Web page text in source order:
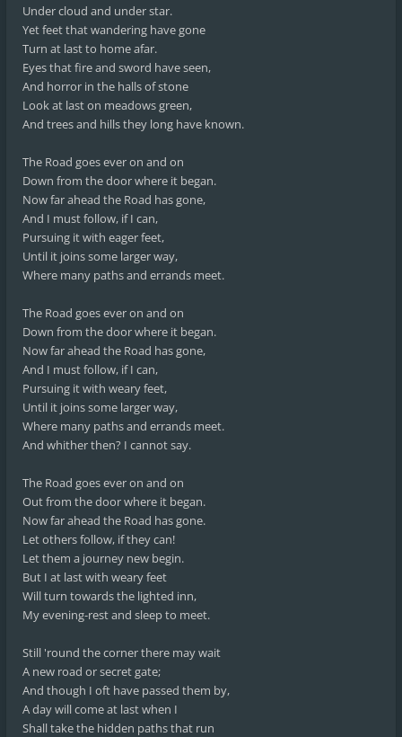
Under cloud and under star.
Yet feet that wandering have gone
Turn at last to home afar.
Eyes that fire and sword have seen,
And horror in the halls of stone
Look at last on meadows green,
And trees and hills they long have known.
The Road goes ever on and on
Down from the door where it began.
Now far ahead the Road has gone,
And I must follow, if I can,
Pursuing it with eager feet,
Until it joins some larger way,
Where many paths and errands meet.
The Road goes ever on and on
Down from the door where it began.
Now far ahead the Road has gone,
And I must follow, if I can,
Pursuing it with weary feet,
Until it joins some larger way,
Where many paths and errands meet.
And whither then? I cannot say.
The Road goes ever on and on
Out from the door where it began.
Now far ahead the Road has gone.
Let others follow, if they can!
Let them a journey new begin.
But I at last with weary feet
Will turn towards the lighted inn,
My evening-rest and sleep to meet.
Still 'round the corner there may wait
A new road or secret gate;
And though I oft have passed them by,
A day will come at last when I
Shall take the hidden paths that run